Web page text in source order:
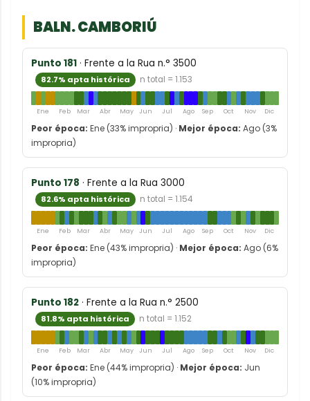
BALN. CAMBORIÚ
Punto 181 · Frente a la Rua n.° 3500
82.7% apta histórica n total = 1.153
Ene Feb Mar Abr May Jun Jul Ago Sep Oct Nov Dic
Peor época: Ene (33% impropria) · Mejor época: Ago (3%
impropria)
Punto 178 · Frente a la Rua 3000
82.6% apta histórica n total = 1.154
Ene Feb Mar Abr May Jun Jul Ago Sep Oct Nov Dic
Peor época: Ene (43% impropria) · Mejor época: Ago (6%
impropria)
Punto 182 · Frente a la Rua n.° 2500
81.8% apta histórica n total = 1.152
Ene Feb Mar Abr May Jun Jul Ago Sep Oct Nov Dic
Peor época: Ene (44% impropria) · Mejor época: Jun
(10% impropria)